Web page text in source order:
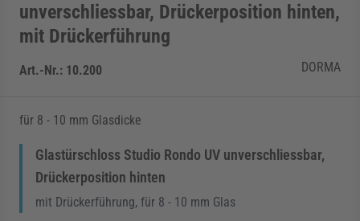
unverschliessbar, Drückerposition hinten,
mit Drückerführung
Art.-Nr.: 10.200 DORMA
für 8 - 10 mm Glasdicke
Glastürschloss Studio Rondo UV unverschliessbar,
Drückerposition hinten
mit Drückerführung, für 8 - 10 mm Glas